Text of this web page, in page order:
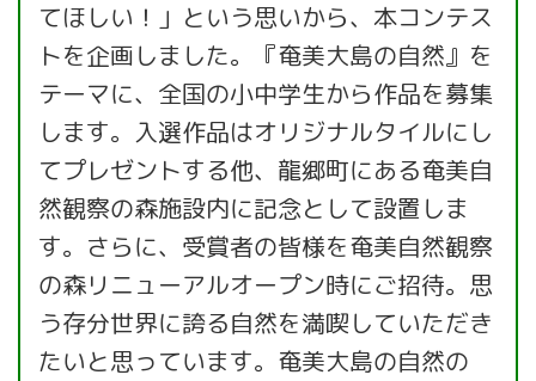
てほしい！」という思いから、本コンテス
トを企画しました。『奄美大島の自然』を
テーマに、全国の小中学生から作品を募集
します。入選作品はオリジナルタイルにし
てプレゼントする他、龍郷町にある奄美自
然観察の森施設内に記念として設置しま
す。さらに、受賞者の皆様を奄美自然観察
の森リニューアルオープン時にご招待。思
う存分世界に誇る自然を満喫していただき
たいと思っています。奄美大島の自然の